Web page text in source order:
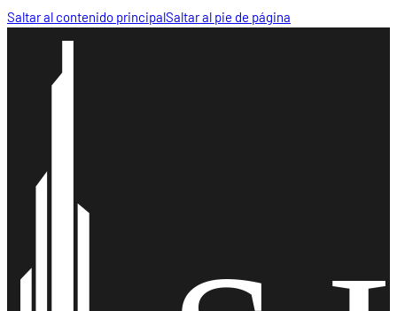
Saltar al contenido principalSaltar al pie de página